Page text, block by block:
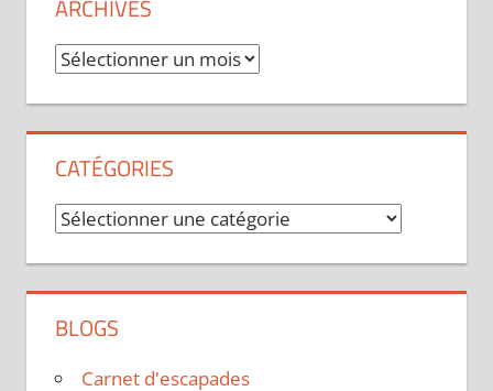
ARCHIVES
Archives
CATÉGORIES
Catégories
BLOGS
Carnet d'escapades